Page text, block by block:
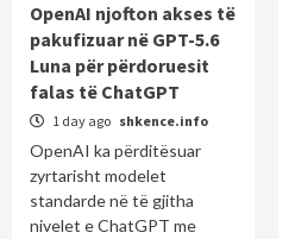
OpenAI njofton akses të
pakufizuar në GPT-5.6
Luna për përdoruesit
falas të ChatGPT
1 day ago shkence.info
OpenAI ka përditësuar
zyrtarisht modelet
standarde në të gjitha
nivelet e ChatGPT me